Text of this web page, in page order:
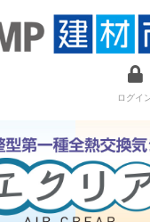
ログイ